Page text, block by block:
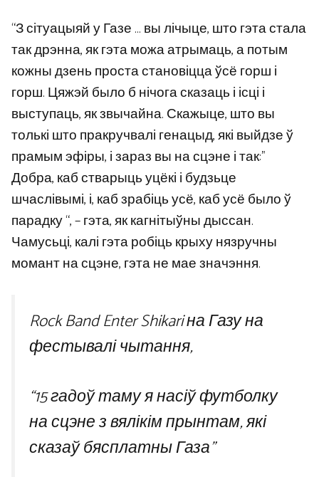
“З сітуацыяй у Газе … вы лічыце, што гэта стала
так дрэнна, як гэта можа атрымаць, а потым
кожны дзень проста становіцца ўсё горш і
горш. Цяжэй было б нічога сказаць і ісці і
выступаць, як звычайна. Скажыце, што вы
толькі што пракручвалі генацыд, які выйдзе ў
прамым эфіры, і зараз вы на сцэне і так:”
Добра, каб стварыць уцёкі і будзьце
шчаслівымі, і, каб зрабіць усё, каб усё было ў
парадку “, – гэта, як кагнітыўны дыссан.
Чамусьці, калі гэта робіць крыху нязручны
момант на сцэне, гэта не мае значэння.
Rock Band Enter Shikari на Газу на
фестывалі чытання,
“15 гадоў таму я насіў футболку
на сцэне з вялікім прынтам, які
сказаў бясплатны Газа”